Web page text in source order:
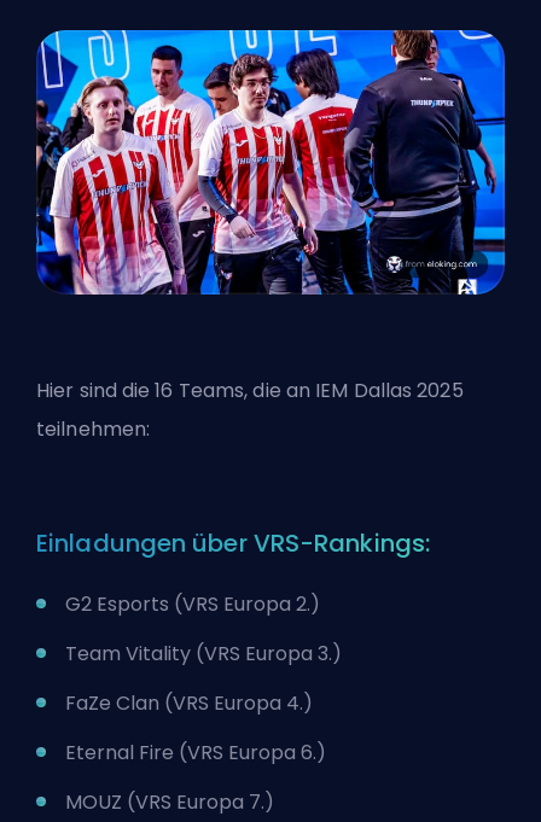
Hier sind die 16 Teams, die an IEM Dallas 2025
teilnehmen:
Einladungen über VRS-Rankings:
G2 Esports (VRS Europa 2.)
Team Vitality (VRS Europa 3.)
FaZe Clan (VRS Europa 4.)
Eternal Fire (VRS Europa 6.)
MOUZ (VRS Europa 7.)